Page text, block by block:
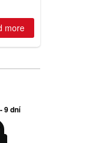
more
9 dní